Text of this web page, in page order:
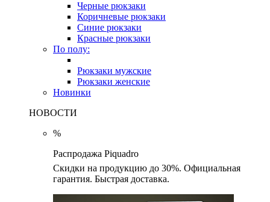
Черные рюкзаки
Коричневые рюкзаки
Синие рюкзаки
Красные рюкзаки
По полу:
Рюкзаки мужские
Рюкзаки женские
Новинки
НОВОСТИ
%
Распродажа Piquadro
Скидки на продукцию до 30%. Официальная
гарантия. Быстрая доставка.